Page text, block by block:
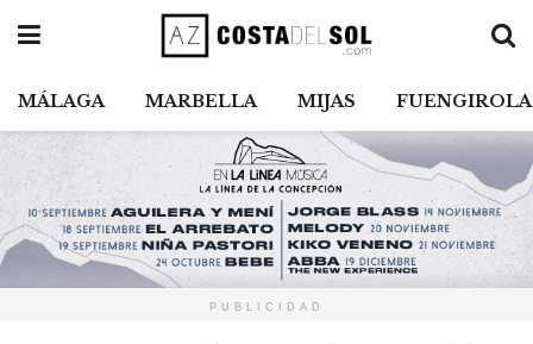
MÁLAGA MARBELLA MIJAS FUENGIROLA
PUBLICIDAD